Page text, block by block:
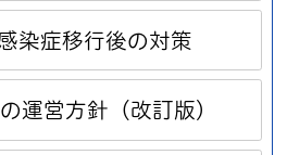
染症移行後の対策
運営方針（改訂版）